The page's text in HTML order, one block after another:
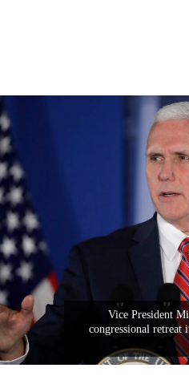
Vice President
congressional retreat